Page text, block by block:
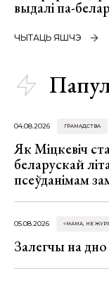
выдалі па-
ЧЫТАЦЬ ЯШЧЭ
04.08.2026 ГРАМАДСТВА
Як Міцкевіч
беларускай
псеўданімам
05.08.2026 «МАМА, НЕ
Залегчы на